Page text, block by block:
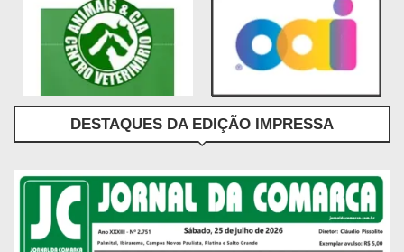
DESTAQUES DA EDIÇÃO IMPRESSA